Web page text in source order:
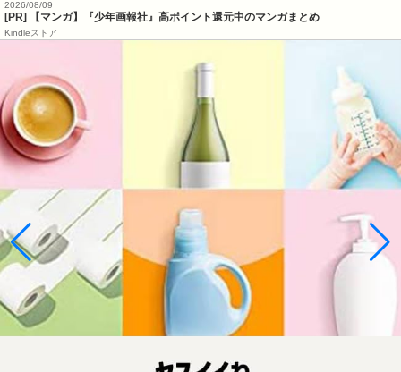
2026/08/09
[PR] 【マンガ】『少年画報社』高ポイント還元中のマンガまとめ
Kindleストア